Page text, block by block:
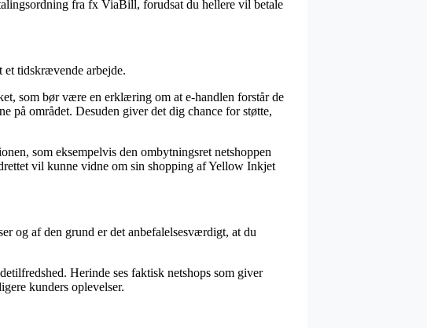
fra fx ViaBill, forudsat du hellere vil betale
tidskrævende arbejde.
som bør være en erklæring om at e-handlen forstår de
på området. Desuden giver det dig chance for støtte,
som eksempelvis den ombytningsret netshoppen
vil kunne vidne om sin shopping af Yellow Inkjet
og af den grund er det anbefalelsesværdigt, at du
Herinde ses faktisk netshops som giver
kunders oplevelser.